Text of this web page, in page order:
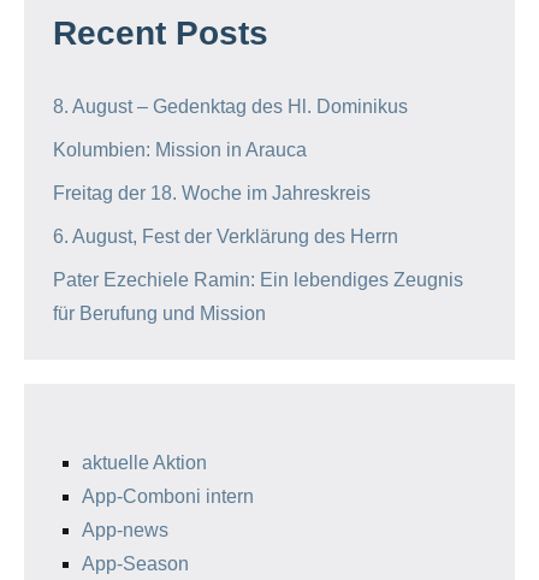
Recent Posts
8. August – Gedenktag des Hl. Dominikus
Kolumbien: Mission in Arauca
Freitag der 18. Woche im Jahreskreis
6. August, Fest der Verklärung des Herrn
Pater Ezechiele Ramin: Ein lebendiges Zeugnis
für Berufung und Mission
aktuelle Aktion
App-Comboni intern
App-news
App-Season